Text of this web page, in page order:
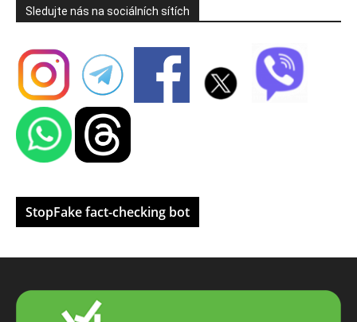
Sledujte nás na sociálních sítích
StopFake fact-checking bot